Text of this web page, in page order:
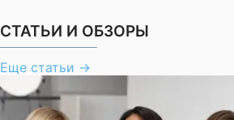
СТАТЬИ И ОБЗОРЫ
Еще статьи →